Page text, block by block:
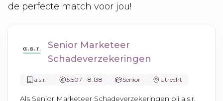
de perfecte match voor jou!
Senior Marketeer
Schadeverzekeringen
a.s.r. 5.507 - 8.138 Senior Utrecht
Als Senior Marketeer Schadeverzekeringen bij a.s.r.